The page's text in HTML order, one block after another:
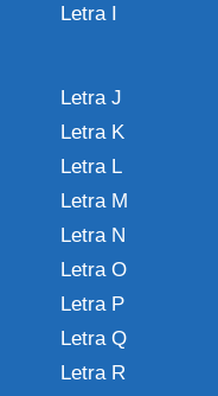
Letra I
Letra J
Letra K
Letra L
Letra M
Letra N
Letra O
Letra P
Letra Q
Letra R